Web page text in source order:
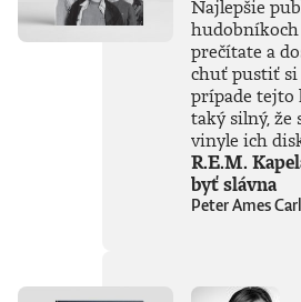
Najlepšie
prečítate a
chuť pustiť si
prípade
taký silný, že
vinyle ich
R.E.M.
byť slávna
Peter Ames